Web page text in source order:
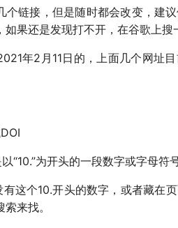
个链接，但是随时都会改变，建
果还是发现打不开，在谷歌上搜
年2月11日的，上面几个网址
“10.”为开头的一段数字或字母符号
这个10.开头的数字，或者藏在
来找。